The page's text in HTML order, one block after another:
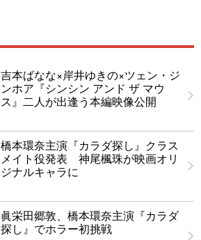
吉本ばなな×岸井ゆきの×ツェン・ジ
ンホア『シンシン アンド ザ マウ
ス』二人が出逢う本編映像公開
橋本環奈主演『カラダ探し』クラス
メイト役発表 神尾楓珠が映画オリ
ジナルキャラに
眞栄田郷敦、橋本環奈主演『カラダ
探し』でホラー初挑戦